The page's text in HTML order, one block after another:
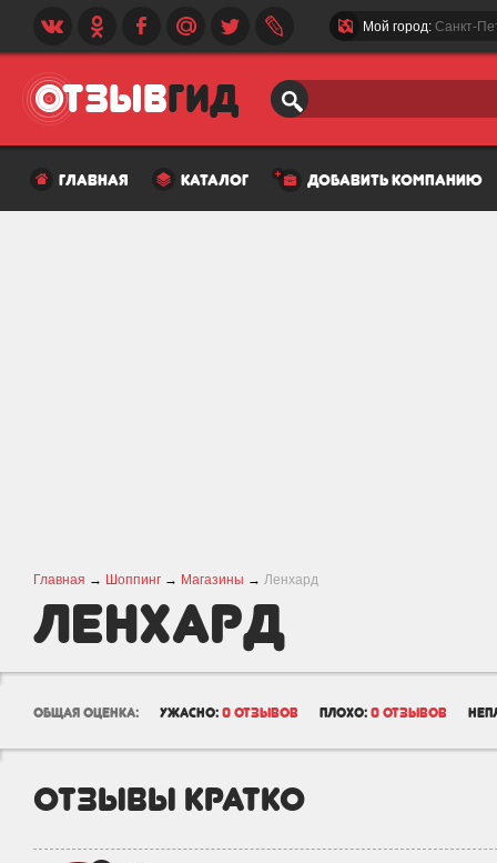
Мой город: Санкт-
главная каталог добавить компанию
Главная → Шоппинг → Магазины → Ленхард
Ленхард
общая оценка: ужасно: 0 отзывов плохо: 0 отзывов
отзывы кратко